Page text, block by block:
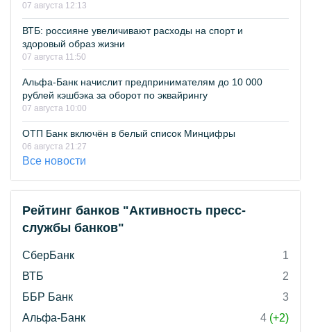
07 августа 12:13
ВТБ: россияне увеличивают расходы на спорт и
здоровый образ жизни
07 августа 11:50
Альфа-Банк начислит предпринимателям до 10 000
рублей кэшбэка за оборот по эквайрингу
07 августа 10:00
ОТП Банк включён в белый список Минцифры
06 августа 21:27
Все новости
Рейтинг банков "Активность пресс-
службы банков"
СберБанк
1
ВТБ
2
ББР Банк
3
Альфа-Банк
4 (+2)